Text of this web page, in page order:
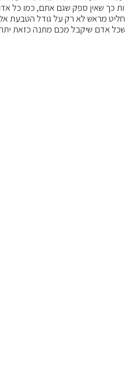
כך שאין ספק שגם אתם, כמו כל
מראש לא רק על גודל הטבעת
שכל אדם שיקבל מכם מתנה כזאת